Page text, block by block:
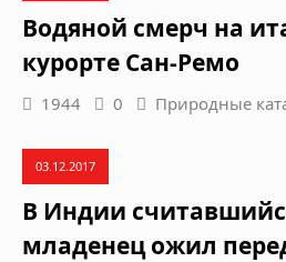
Водяной смерч на
курорте Сан-Ремо
1944 0 Природные
03.12.2017
В Индии
младенец ожил